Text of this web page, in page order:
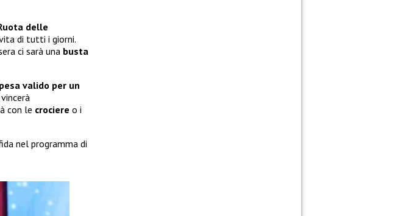
delle
di tutti i giorni.
ci sarà una busta
valido per un
vincerà
con le crociere o i
nel programma di